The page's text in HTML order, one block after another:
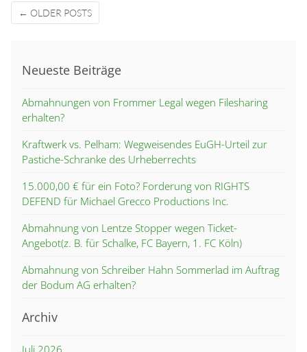
Posts
navigation
← OLDER POSTS
Neueste Beiträge
Abmahnungen von Frommer Legal wegen Filesharing
erhalten?
Kraftwerk vs. Pelham: Wegweisendes EuGH-Urteil zur
Pastiche-Schranke des Urheberrechts
15.000,00 € für ein Foto? Forderung von RIGHTS
DEFEND für Michael Grecco Productions Inc.
Abmahnung von Lentze Stopper wegen Ticket-
Angebot(z. B. für Schalke, FC Bayern, 1. FC Köln)
Abmahnung von Schreiber Hahn Sommerlad im Auftrag
der Bodum AG erhalten?
Archiv